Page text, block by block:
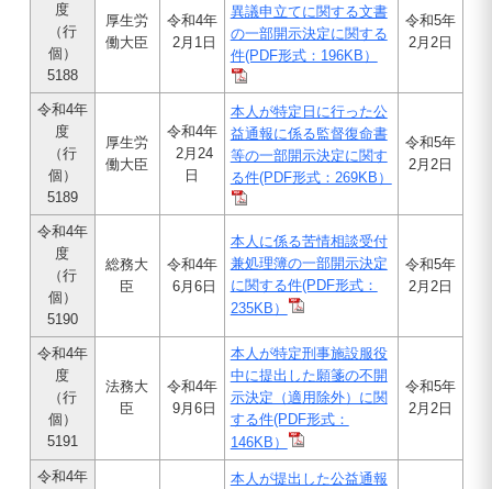
度
（行
個）
5188
厚生労
働大臣
令和4年
2月1日
異議申立てに関する文書
の一部開示決定に関する
件(PDF形式：196KB）
令和5年
2月2日
令和4年
度
（行
個）
5189
厚生労
働大臣
令和4年
2月24
日
本人が特定日に行った公
益通報に係る監督復命書
等の一部開示決定に関す
る件(PDF形式：269KB）
令和5年
2月2日
令和4年
度
（行
個）
5190
総務大
臣
令和4年
6月6日
本人に係る苦情相談受付
兼処理簿の一部開示決定
に関する件(PDF形式：
235KB）
令和5年
2月2日
令和4年
度
（行
個）
5191
法務大
臣
令和4年
9月6日
本人が特定刑事施設服役
中に提出した願箋の不開
示決定（適用除外）に関
する件(PDF形式：
146KB）
令和5年
2月2日
令和4年
本人が提出した公益通報